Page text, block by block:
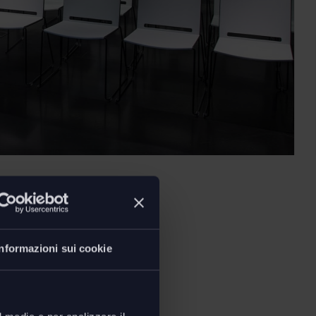
sui cookie